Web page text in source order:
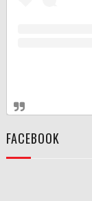
FACEBOOK